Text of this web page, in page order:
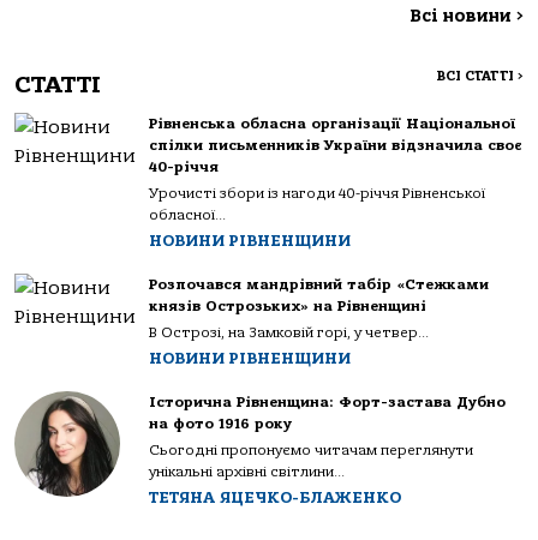
Всі новини >
СТАТТІ ВСІ СТАТТІ >
Рівненська обласна організації Національної
спілки письменників України відзначила своє
40-річчя
Урочисті збори із нагоди 40-річчя Рівненської
обласної...
НОВИНИ РІВНЕНЩИНИ
Розпочався мандрівний табір «Стежками
князів Острозьких» на Рівненщині
В Острозі, на Замковій горі, у четвер...
НОВИНИ РІВНЕНЩИНИ
Історична Рівненщина: Форт-застава Дубно
на фото 1916 року
Сьогодні пропонуємо читачам переглянути
унікальні архівні світлини...
ТЕТЯНА ЯЦЕЧКО-БЛАЖЕНКО